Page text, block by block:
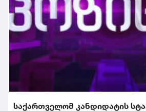
საქართველომ კანდიდატის